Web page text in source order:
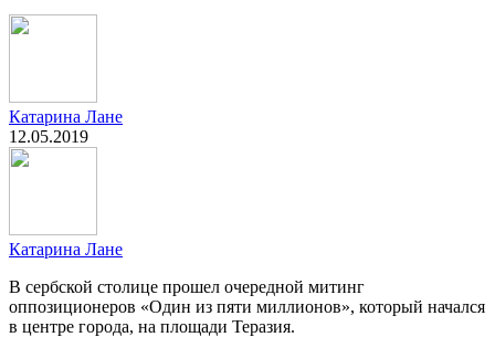
Катарина Лане
12.05.2019
Катарина Лане
В сербской столице прошел очередной митинг
оппозиционеров «Один из пяти миллионов», который начался
в центре города, на площади Теразия.